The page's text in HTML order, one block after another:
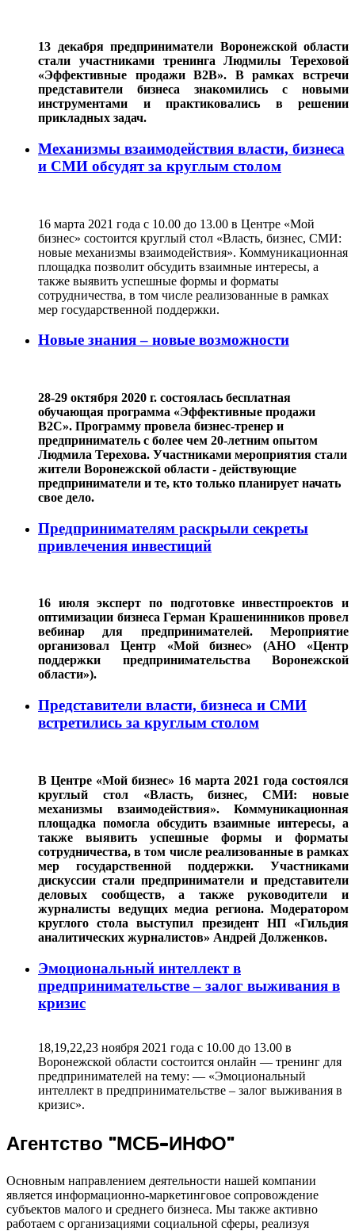
13 декабря предприниматели Воронежской области
стали участниками тренинга Людмилы Тереховой
«Эффективные продажи В2В». В рамках встречи
представители бизнеса знакомились с новыми
инструментами и практиковались в решении
прикладных задач.
Механизмы взаимодействия власти, бизнеса
и СМИ обсудят за круглым столом
16 марта 2021 года с 10.00 до 13.00 в Центре «Мой
бизнес» состоится круглый стол «Власть, бизнес, СМИ:
новые механизмы взаимодействия». Коммуникационная
площадка позволит обсудить взаимные интересы, а
также выявить успешные формы и форматы
сотрудничества, в том числе реализованные в рамках
мер государственной поддержки.
Новые знания – новые возможности
28-29 октября 2020 г. состоялась бесплатная
обучающая программа «Эффективные продажи
В2C». Программу провела бизнес-тренер и
предприниматель с более чем 20-летним опытом
Людмила Терехова. Участниками мероприятия стали
жители Воронежской области - действующие
предприниматели и те, кто только планирует начать
свое дело.
Предпринимателям раскрыли секреты
привлечения инвестиций
16 июля эксперт по подготовке инвестпроектов и
оптимизации бизнеса Герман Крашенинников провел
вебинар для предпринимателей. Мероприятие
организовал Центр «Мой бизнес» (АНО «Центр
поддержки предпринимательства Воронежской
области»).
Представители власти, бизнеса и СМИ
встретились за круглым столом
В Центре «Мой бизнес» 16 марта 2021 года состоялся
круглый стол «Власть, бизнес, СМИ: новые
механизмы взаимодействия». Коммуникационная
площадка помогла обсудить взаимные интересы, а
также выявить успешные формы и форматы
сотрудничества, в том числе реализованные в рамках
мер государственной поддержки. Участниками
дискуссии стали предприниматели и представители
деловых сообществ, а также руководители и
журналисты ведущих медиа региона. Модератором
круглого стола выступил президент НП «Гильдия
аналитических журналистов» Андрей Долженков.
Эмоциональный интеллект в
предпринимательстве – залог выживания в
кризис
18,19,22,23 ноября 2021 года с 10.00 до 13.00 в
Воронежской области состоится онлайн — тренинг для
предпринимателей на тему: — «Эмоциональный
интеллект в предпринимательстве – залог выживания в
кризис».
Агентство "МСБ-ИНФО"
Основным направлением деятельности нашей компании
является информационно-маркетинговое сопровождение
субъектов малого и среднего бизнеса. Мы также активно
работаем с организациями социальной сферы, реализуя